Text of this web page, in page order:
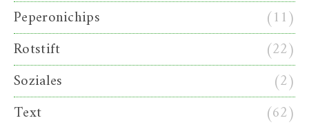
Peperonichips
(11)
Rotstift
(22)
Soziales
(2)
Text
(62)